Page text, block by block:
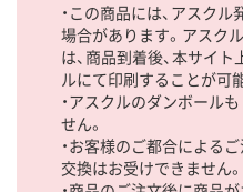
・この商品には、アスク
場合があります。アスク
は、商品到着後、本サイ
ルにて印刷することが可
・アスクルのダンボール
せん。
・お客様のご都合によるご
交換はお受けできません。